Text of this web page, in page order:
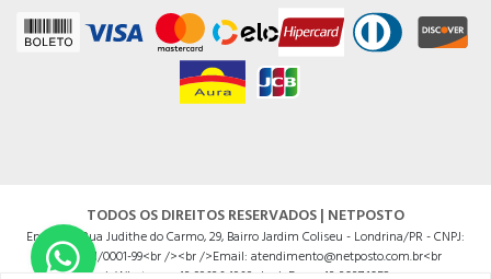
TODOS OS DIREITOS RESERVADOS | NETPOSTO
Endereço Rua Judithe do Carmo, 29, Bairro Jardim Coliseu - Londrina/PR - CNPJ:
14625201/0001-99<br /><br />Email: atendimento@netposto.com.br<br
/>Whatsapp: 43 99636.4968<br />Fone: 43 3037.1052